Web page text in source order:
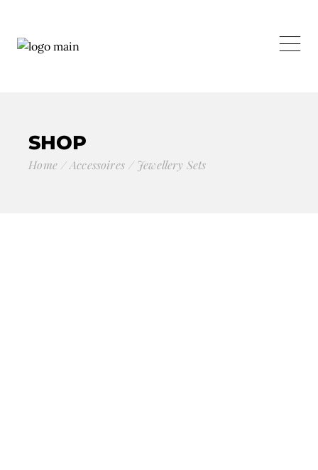
SHOP
Home Accessoires Jewellery Sets